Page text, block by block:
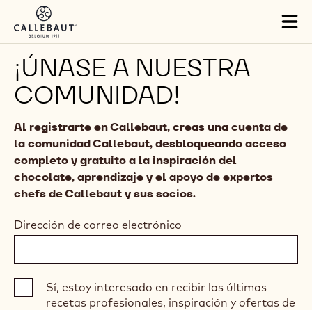
Skip to main content
¡ÚNASE A NUESTRA
COMUNIDAD!
Al registrarte en Callebaut, creas una cuenta de
la comunidad Callebaut, desbloqueando acceso
completo y gratuito a la inspiración del
chocolate, aprendizaje y el apoyo de expertos
chefs de Callebaut y sus socios.
Dirección de correo electrónico
Sí, estoy interesado en recibir las últimas
recetas profesionales, inspiración y ofertas de